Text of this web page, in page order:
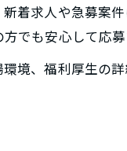
着求人や急募案
でも安心して応募
境、福利厚生の